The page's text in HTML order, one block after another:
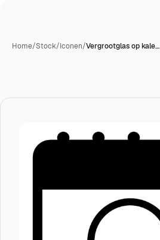
Home/Stock/Iconen/Vergrootglas op kale…